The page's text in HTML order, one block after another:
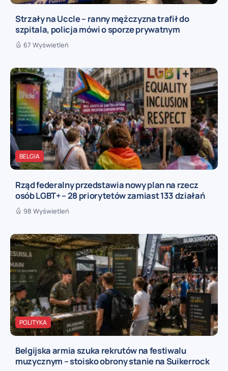
Strzały na Uccle – ranny mężczyzna trafił do
szpitala, policja mówi o sporze prywatnym
67 Wyświetleń
BELGIA
Rząd federalny przedstawia nowy plan na rzecz
osób LGBT+ – 28 priorytetów zamiast 133 działań
98 Wyświetleń
POLITYKA
Belgijska armia szuka rekrutów na festiwalu
muzycznym – stoisko obrony stanie na Suikerrock